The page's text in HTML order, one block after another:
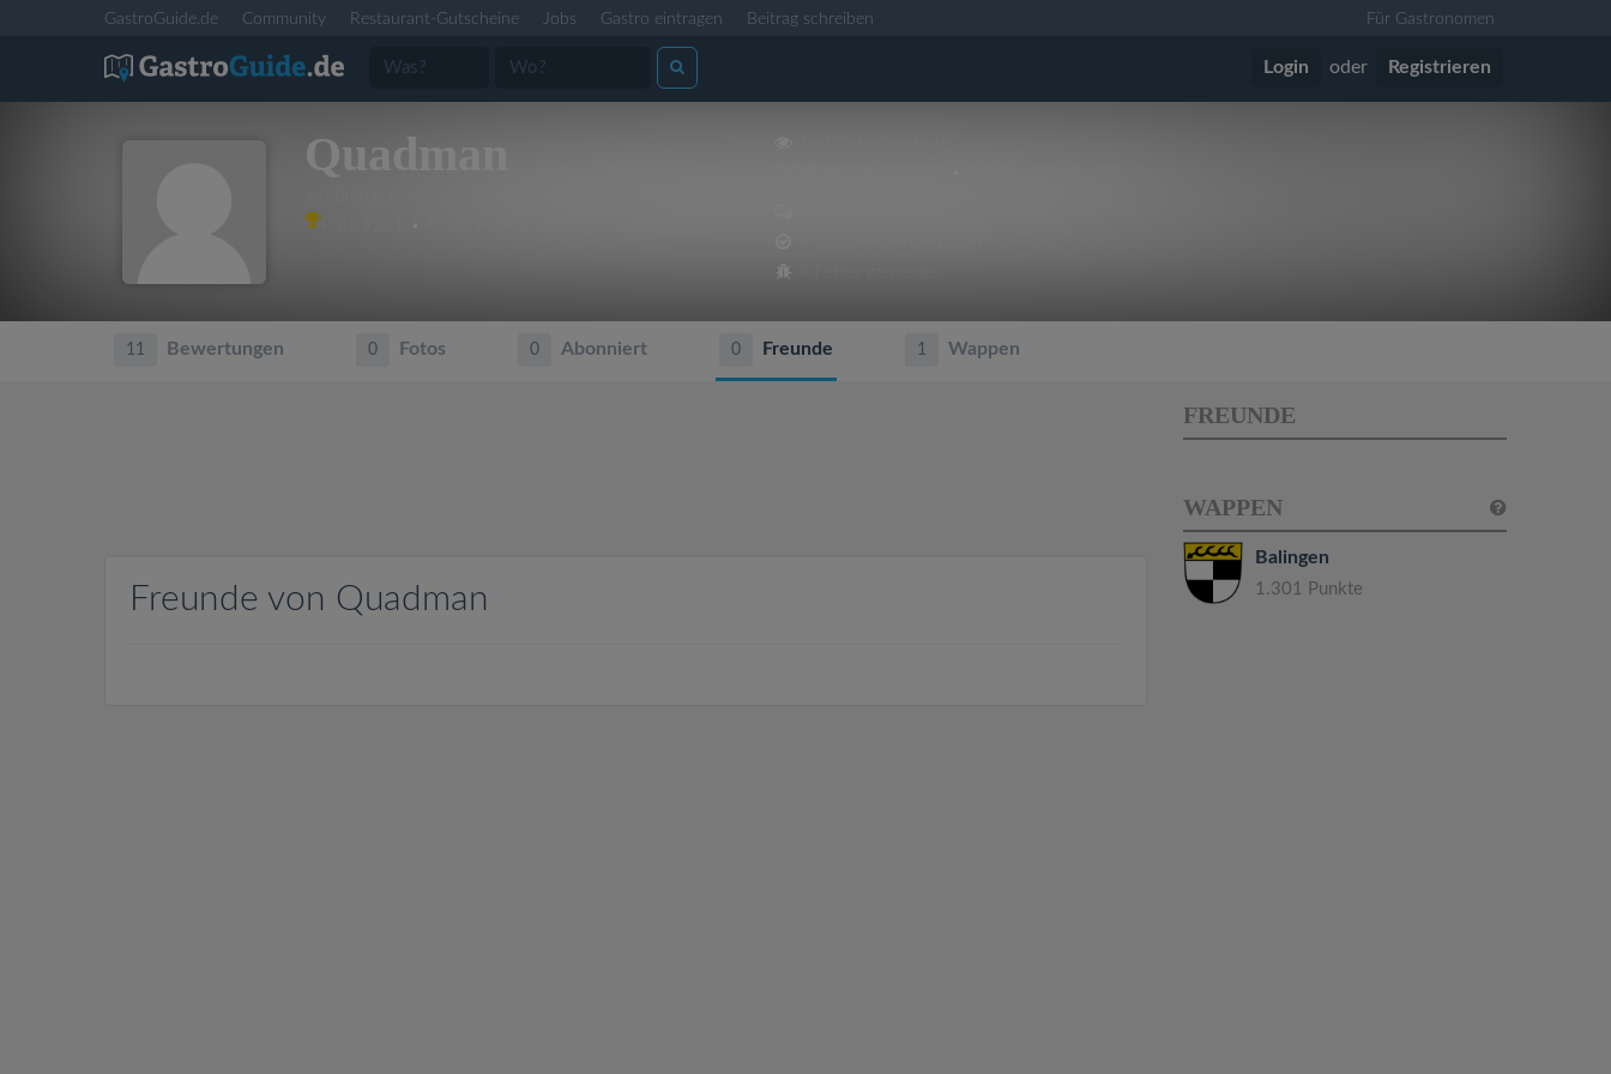
GastroGuide.de Community Restaurant-Gutscheine Jobs Gastro eintragen Beitrag schreiben Für Gastronomen
Login oder Registrieren
Quadman
11 Bewertungen 0 Fotos 0 Abonniert 0 Freunde 1 Wappen
Freunde von Quadman
FREUNDE
WAPPEN
Balingen
1.301 Punkte